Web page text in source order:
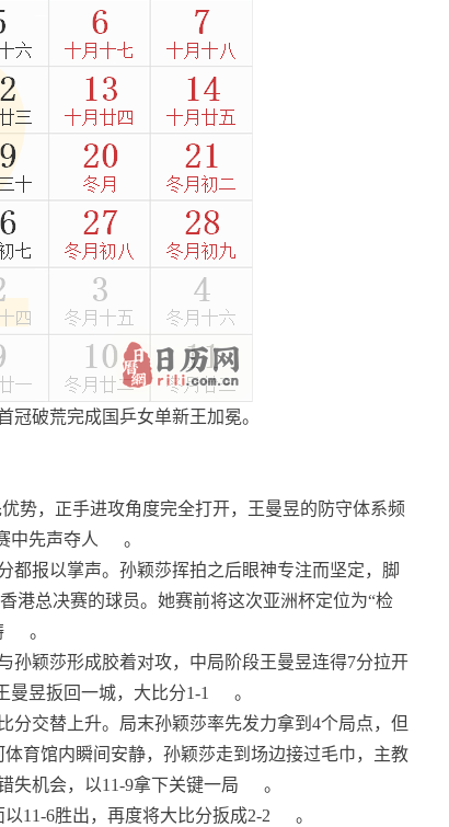
冠破荒完成国乒女单新王加冕。
势，正手进攻角度完全打开，王曼昱的防守体系频
中先声夺人
。
都报以掌声。孙颖莎挥拍之后眼神专注而坚定，脚
港总决赛的球员。她赛前将这次亚洲杯定位为“检
。
孙颖莎形成胶着对攻，中局阶段王曼昱连得7分拉开
曼昱扳回一城，大比分1-1
。
分交替上升。局末孙颖莎率先发力拿到4个局点，但
育馆内瞬间安静，孙颖莎走到场边接过毛巾，主教
失机会，以11-9拿下关键一局
。
11-6胜出，再度将大比分扳成2-2
。